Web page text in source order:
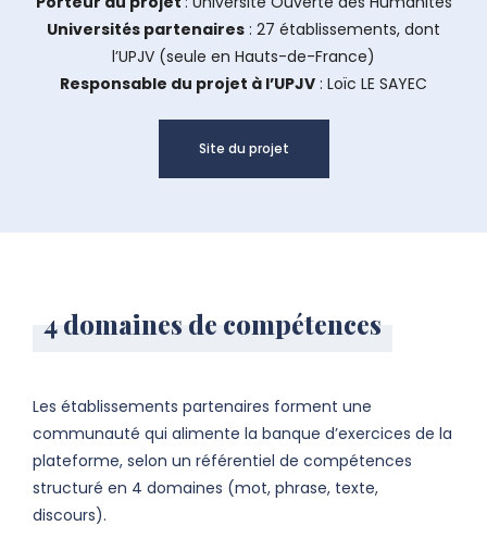
Universités partenaires : 27 établissements, dont
l’UPJV (seule en Hauts-de-France)
Responsable du projet à l’UPJV : Loïc LE SAYEC
Site du projet
4 domaines de compétences
Les établissements partenaires forment une
communauté qui alimente la banque d’exercices de la
plateforme, selon un référentiel de compétences
structuré en 4 domaines (mot, phrase, texte,
discours).